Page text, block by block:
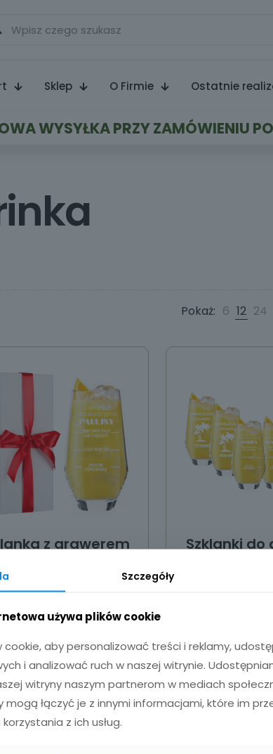
Sklep O Firmie Ostatnie
WYSYŁKA PRZY ZAMÓWIENIU
Pokaż: 6 12 24
z grawerem
35,00
Dodaj do koszyka
Szklanki do
Dodaj do
Szczegóły
używa plików cookie
cookie, aby personalizować treści i reklamy,
i analizować ruch w naszej witrynie.
witryny naszym partnerom w mediach
mogą łączyć je z innymi informacjami, które im
z ich usług.